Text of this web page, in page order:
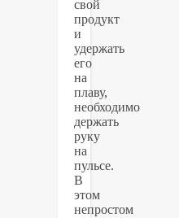
свой
продукт
и
удержать
его
на
плаву,
необходимо
держать
руку
на
пульсе.
В
этом
непростом